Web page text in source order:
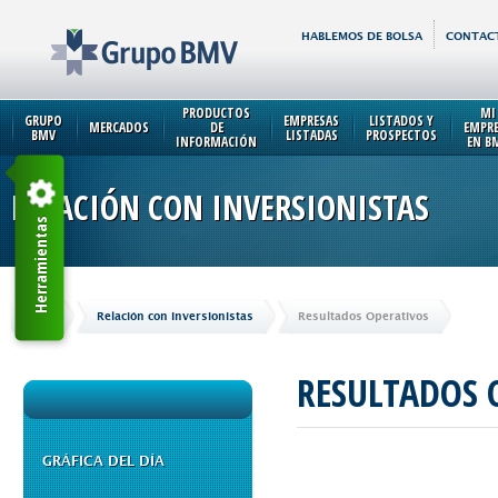
HABLEMOS DE BOLSA
GRUPO
BMV MERCADOS
PRODUCTOS
DE
INFORMACIÓN
EMPRESAS
LISTADAS
LISTADOS Y
PROSPECTOS
MI
EN
RELACIÓN CON INVERSIONISTAS
Inicio Relación con Inversionistas Resultados Operativos
GRÁFICA DEL DÍA
RESULTADOS
Herramientas